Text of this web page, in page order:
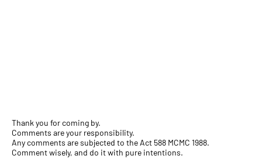
Thank you for coming by.
Comments are your responsibility.
Any comments are subjected to the Act 588 MCMC 1988.
Comment wisely, and do it with pure intentions.